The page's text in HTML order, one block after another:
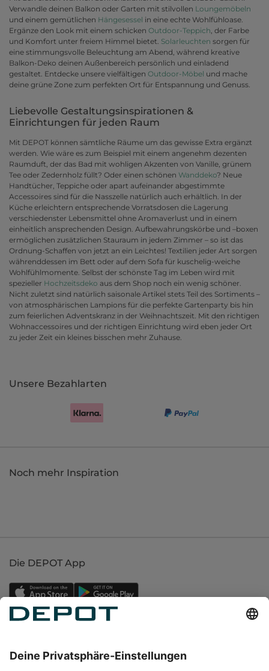
Verwandle deinen Balkon oder Garten mit stilvollen Loungemöbeln
und einem gemütlichen Hängesessel in eine echte Wohlfühloase.
Ergänze den Look mit einem schicken Outdoor-Teppich , der Farbe
und Komfort unter freiem Himmel bietet. Solarleuchten sorgen für
eine stimmungsvolle Beleuchtung am Abend, während kreative
Balkon-Deko deinen Außenbereich persönlich und einladend
gestaltet. Entdecke unsere vielfältigen Outdoor-Möbel und mache
deine grüne Zone zum perfekten Ort für Entspannung und Genuss.
Liebevolle Gestaltungsinspirationen &
Einrichtungen für jeden Raum
Mit DEPOT können sämtliche Räume um das gewisse Extra ergänzt
werden. Wie wäre es zum Beispiel mit einem angenehm dezenten
Raumduft, der das Bad mit wohligen Akzenten von Vanille, grünem
Tee oder Zedernholz füllt? Oder einen schönen Wanddeko? Neue
Handtücher, Teppiche oder apart aufeinander abgestimmte
Accessoires sind für die Nasszelle natürlich auch erhältlich. In der
Küche erleichtern entsprechende Vorratsdosen die Lagerung
verschiedenster Lebensmittel ohne Aromaverlust und in einem
einheitlich ansprechenden Design. Aufbewahrungskörbe und –boxen
ermöglichen zusätzlichen Stauraum in jedem Zimmer – so ist das
Ordnung-Schaffen von jetzt an ein Leichtes! Textilien jeder Art sorgen
währenddessen im Bett oder auf dem Sofa für kuschelig-weiche
Wohlfühlmomente. Selbst der schönste Tag im Leben wird mit
spezieller Hochzeitsdeko aus dem Shop noch ein wenig schöner.
Nicht zuletzt sind natürlich saisonale Artikel stets Teil des Sortiments –
von atmosphärischen Lampions für die perfekte Gartenparty bis hin
zum feierlichen Adventskranz in der Weihnachtszeit. Mit den richtigen
Wohnaccessoires und der richtigen Einrichtung wird eben jeder Ort
zu jeder Zeit ein kleines bisschen mehr Zuhause.
Unsere Bezahlarten
Noch mehr Inspiration
Die DEPOT App